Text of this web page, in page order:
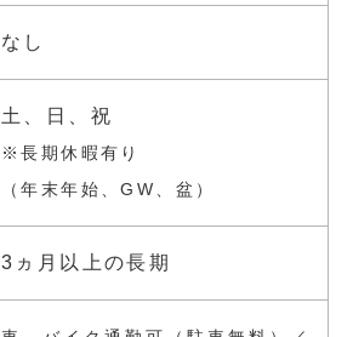
なし
土、日、祝
※長期休暇有り
（年末年始、GW、盆）
3ヵ月以上の長期